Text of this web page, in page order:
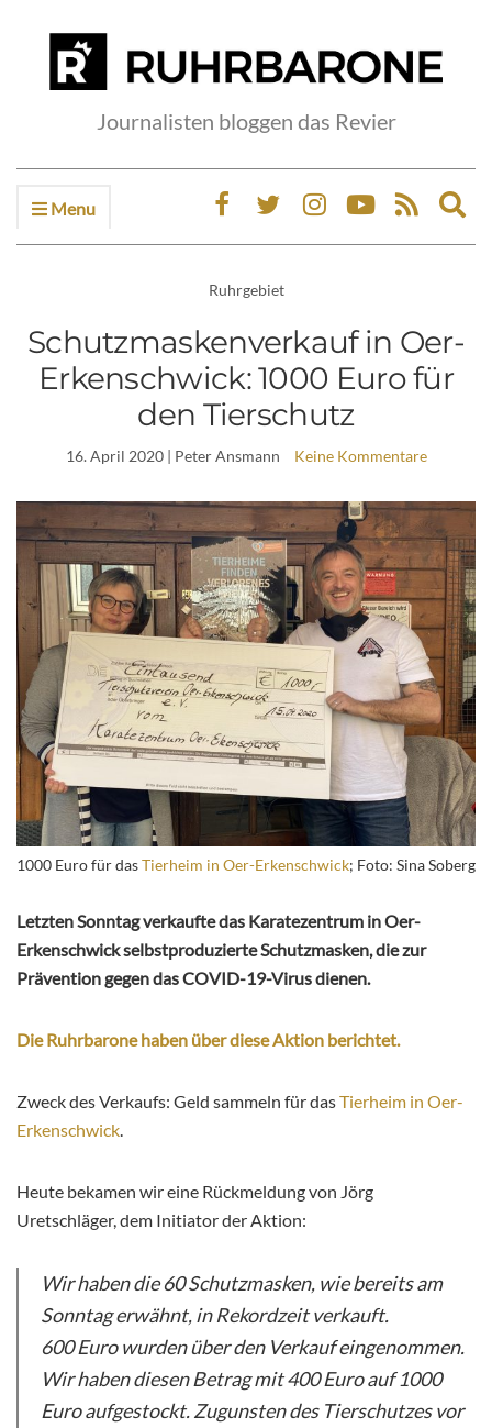
Journalisten bloggen das Revier
Menu
Ruhrgebiet
Schutzmaskenverkauf in Oer-
Erkenschwick: 1000 Euro für
den Tierschutz
16. April 2020| Peter Ansmann Keine Kommentare
1000 Euro für dasTierheim in Oer-Erkenschwick; Foto: Sina Soberg
Letzten Sonntag verkaufte das Karatezentrum in Oer-
Erkenschwick selbstproduzierte Schutzmasken, die zur
Prävention gegen das COVID-19-Virus dienen.
Die Ruhrbarone haben über diese Aktion berichtet.
Zweck des Verkaufs: Geld sammeln für dasTierheim in Oer-
Erkenschwick.
Heute bekamen wir eine Rückmeldung von Jörg
Uretschläger, dem Initiator der Aktion:
Wir haben die 60 Schutzmasken, wie bereits am
Sonntag erwähnt, in Rekordzeit verkauft.
600 Euro wurden über den Verkauf eingenommen.
Wir haben diesen Betrag mit 400 Euro auf 1000
Euro aufgestockt. Zugunsten des Tierschutzes vor